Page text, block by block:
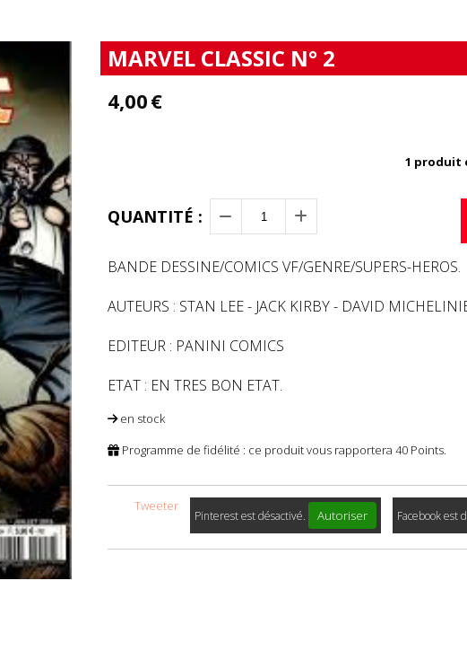
MARVEL CLASSIC N° 2
4,00€
1 produit
QUANTITÉ :
BANDE DESSINE/COMICS VF/GENRE/SUPERS-HEROS.
AUTEURS : STAN LEE - JACK KIRBY - DAVID
EDITEUR : PANINI COMICS
ETAT : EN TRES BON ETAT.
en stock
Programme de fidélité : ce produit vous rapportera40 Points.
Tweeter
Pinterest est désactivé. Autoriser Facebook est